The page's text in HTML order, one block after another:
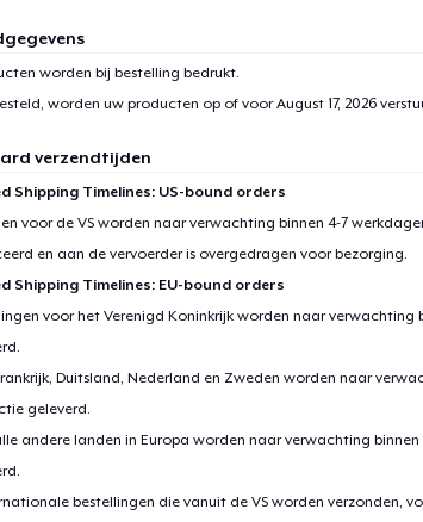
worden bij bestelling bedrukt.
worden uw producten op of voorAugust 17, 2026
verzendtijden
Shipping Timelines: US-bound orders
voor de VS worden naar verwachting binnen 4-7
en aan de vervoerder is overgedragen voor bezorging.
Shipping Timelines: EU-bound orders
voor het Verenigd Koninkrijk worden naar verwachting
Duitsland, Nederland en Zweden worden naar
geleverd.
andere landen in Europa worden naar verwachting
bestellingen die vanuit de VS worden verzonden,